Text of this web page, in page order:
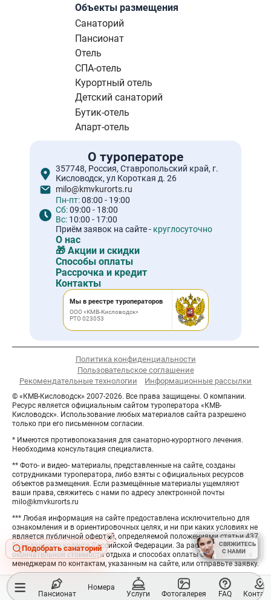
≡ Пансионат
Номера
Услуги Фотогалерея FAQ
Объекты размещения
Санаторий
Пансионат
Отель
СПА-отель
Курортный отель
Детский санаторий
Бутик-отель
Апарт-отель
О туроператоре
357748, Россия, Ставропольский край, г.
Кисловодск, ул Короткая д. 26
milo@kmvkurorts.ru
Пн-пт:08:00 - 19:00
Сб:09:00 - 18:00
Вс: 10:00 - 17:00
Приём заявок на сайте - круглосуточно
О нас
🎁 Акции и скидки
Способы оплаты
Рассрочка и кредит
Контакты
Мы в реестре туроператоров
ООО «КМВ-Кисловодск»
РТО 023053
Политика конфиденциальности
Пользовательское соглашение
Рекомендательные технологии
Информационные рассылки
© «КМВ-Кисловодск» 2007-2026. Все права защищены. О компании.
Ресурс является официальным сайтом туроператора «КМВ-
Кисловодск». Использование любых материалов сайта разрешено
только при его письменном согласии.
* Имеются противопоказания для санаторно-курортного лечения.
Необходима консультация специалиста.
** Фото- и видео- материалы, представленные на сайте, созданы
сотрудниками туроператора, либо взяты с официальных ресурсов
объектов размещения. Если размещённые материалы ущемляют
ваши права, свяжитесь с нами по адресу электронной почты
milo@kmvkurorts.ru
*** Любая информация на сайте предоставлена исключительно для
ознакомления и в ориентировочных целях, и ни при каких условиях не
является публичной офертой, определяемой положениями статьи 437
Гражданского кодекса Российской Федерации. За расчётом
окончательной стоимости отдыха и способах оплаты обращайтесь к
менеджерам по контактам, указанным на сайте, или отправьте заявку.
Подобрать санаторий
Hide
button
×
СВЯЖИТЕСЬ
С НАМИ
СВЯЖИТЕСЬ
С НАМИ